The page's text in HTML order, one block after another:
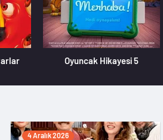
Oyuncak Hikayesi 5
4 Aralık 2026